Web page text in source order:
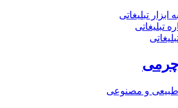
تبلیغاتی
تبلیغاتی
و مصنوعی